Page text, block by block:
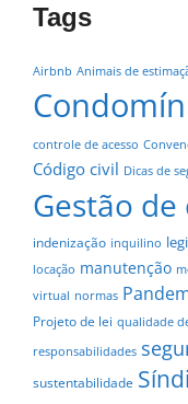
Tags
Airbnb Animais de
controle de acesso
Código civil Dicas de
Gestão
indenização inquilino
locação manutenção
virtual normas
Projeto de lei qualidade
responsabilidades
sustentabilidade